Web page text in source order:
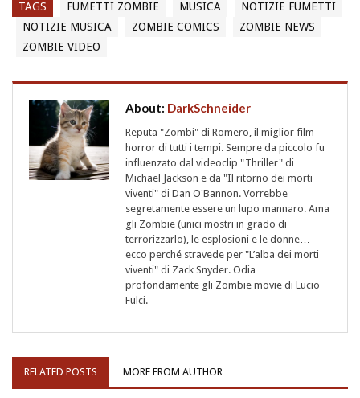
TAGS FUMETTI ZOMBIE MUSICA
NOTIZIE FUMETTI
NOTIZIE MUSICA
ZOMBIE COMICS
ZOMBIE NEWS
ZOMBIE VIDEO
About: DarkSchneider
Reputa "Zombi" di Romero, il miglior film
horror di tutti i tempi. Sempre da piccolo fu
influenzato dal videoclip "Thriller" di
Michael Jackson e da "Il ritorno dei morti
viventi" di Dan O'Bannon. Vorrebbe
segretamente essere un lupo mannaro. Ama
gli Zombie (unici mostri in grado di
terrorizzarlo), le esplosioni e le donne…
ecco perché stravede per "L’alba dei morti
viventi" di Zack Snyder. Odia
profondamente gli Zombie movie di Lucio
Fulci.
RELATED POSTS MORE FROM AUTHOR